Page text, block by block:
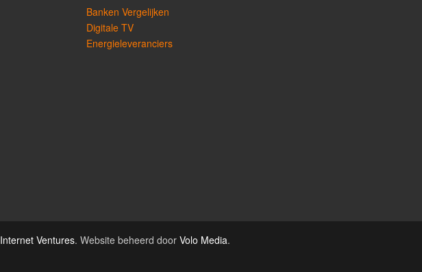
Banken Vergelijken
Digitale TV
Energieleveranciers
Internet Ventures. Website beheerd door Volo Media.